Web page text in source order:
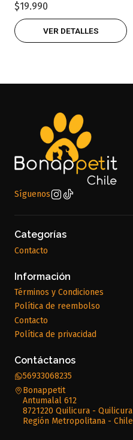
$19.990
VER DETALLES
Síguenos
Categorías
Contacto
Información
Términos y Condiciones
Política de reembolso
Contacto
Política de privacidad
Contáctanos
56933068235
Bonappetit
Antumalal 612
8721220 Quilicura - Quilicura
Región Metropolitana - Chile